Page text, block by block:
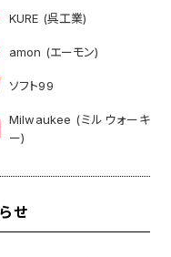
KURE (呉工業)
amon (エーモン)
ソフト99
Milwaukee (ミルウォーキ
ー)
せ